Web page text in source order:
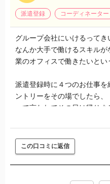
最初に言われていた業務より
の時給だと割に合わなかっ
ことはありませんでした。
２年半経った時には私も嫌に
和です。
派遣登録 コーディネーター
グループ会社にいけるって
なんか大手で働けるスキル
業のオフィスで働きたいとい
派遣登録時に４つのお仕事
ントリーをその場でしたら、
って言われてその日は帰りま
派遣は職場見学まで行った
聞いていたし、エントリーし
われていたので安心して待っ
この口コミに返信